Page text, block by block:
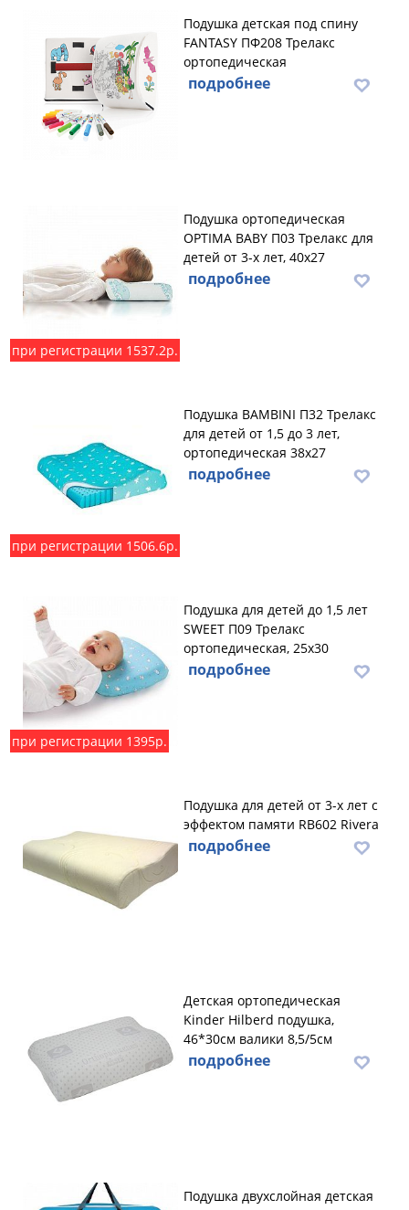
Подушка детская под спину
FANTASY ПФ208 Трелакс
ортопедическая
подробнее
при регистрации 1537.2р.
Подушка ортопедическая
OPTIMA BABY П03 Трелакс для
детей от 3-х лет, 40х27
подробнее
при регистрации 1506.6р.
Подушка BAMBINI П32 Трелакс
для детей от 1,5 до 3 лет,
ортопедическая 38х27
подробнее
при регистрации 1395р.
Подушка для детей до 1,5 лет
SWEET П09 Трелакс
ортопедическая, 25х30
подробнее
Подушка для детей от 3-х лет с
эффектом памяти RB602 Rivera
подробнее
Детская ортопедическая
Kinder Hilberd подушка,
46*30см валики 8,5/5см
подробнее
Подушка двухслойная детская